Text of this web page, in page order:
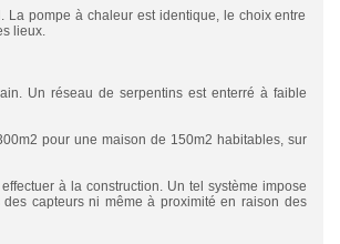
La pompe à chaleur est identique, le choix entre
lieux.
Un réseau de serpentins est enterré à faible
pour une maison de 150m2 habitables, sur
à la construction. Un tel système impose
des capteurs ni même à proximité en raison des